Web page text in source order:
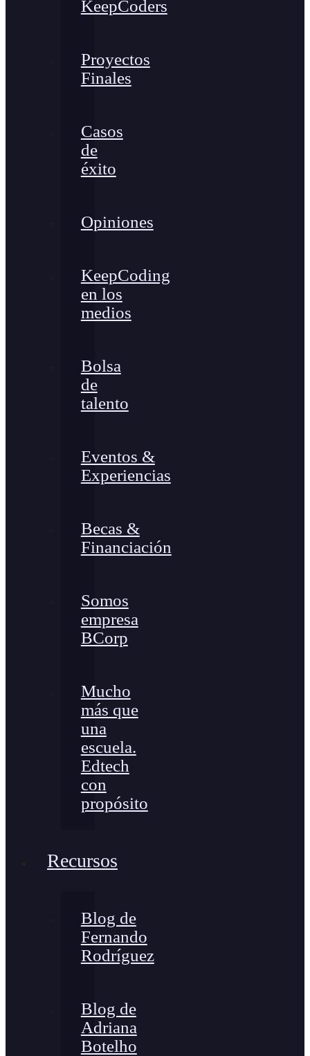
KeepCoders
Proyectos
Finales
Casos
de
éxito
Opiniones
KeepCoding
en los
medios
Bolsa
de
talento
Eventos &
Experiencias
Becas &
Financiación
Somos
empresa
BCorp
Mucho
más que
una
escuela.
Edtech
con
propósito
Recursos
Blog de
Fernando
Rodríguez
Blog de
Adriana
Botelho